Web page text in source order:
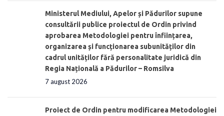
Ministerul Mediului, Apelor și Pădurilor supune
consultării publice proiectul de Ordin privind
aprobarea Metodologiei pentru înființarea,
organizarea și funcționarea subunităților din
cadrul unităților fără personalitate juridică din
Regia Națională a Pădurilor – Romsilva
7 august 2026
Proiect de Ordin pentru modificarea Metodologiei